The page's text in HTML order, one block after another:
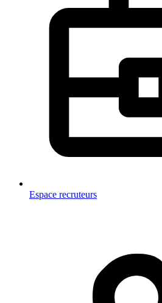
Espace recruteurs